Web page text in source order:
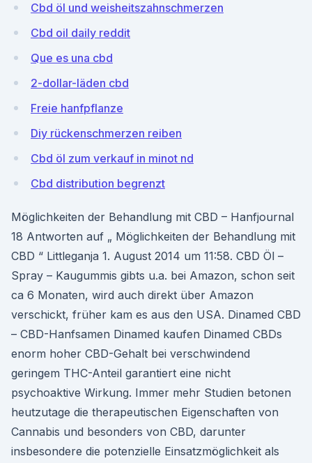
Cbd öl und weisheitszahnschmerzen
Cbd oil daily reddit
Que es una cbd
2-dollar-läden cbd
Freie hanfpflanze
Diy rückenschmerzen reiben
Cbd öl zum verkauf in minot nd
Cbd distribution begrenzt
Möglichkeiten der Behandlung mit CBD – Hanfjournal
18 Antworten auf „ Möglichkeiten der Behandlung mit
CBD “ Littleganja 1. August 2014 um 11:58. CBD Öl –
Spray – Kaugummis gibts u.a. bei Amazon, schon seit
ca 6 Monaten, wird auch direkt über Amazon
verschickt, früher kam es aus den USA. Dinamed CBD
– CBD-Hanfsamen Dinamed kaufen Dinamed CBDs
enorm hoher CBD-Gehalt bei verschwindend
geringem THC-Anteil garantiert eine nicht
psychoaktive Wirkung. Immer mehr Studien betonen
heutzutage die therapeutischen Eigenschaften von
Cannabis und besonders von CBD, darunter
insbesondere die potenzielle Einsatzmöglichkeit als